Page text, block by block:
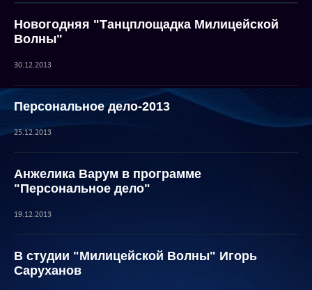
Новогодняя "Танцплощадка Милицейской
Волны"
30.12.2013
Персональное дело-2013
25.12.2013
Анжелика Варум в программе
"Персональное дело"
19.12.2013
В студии "Милицейской Волны" Игорь
Саруханов